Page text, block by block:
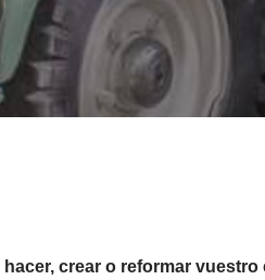
hacer, crear o reformar